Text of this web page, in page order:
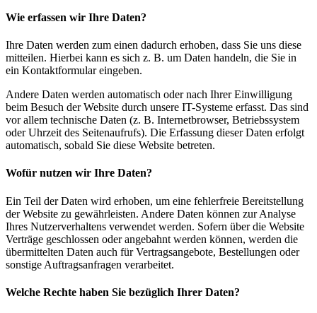
Wie erfassen wir Ihre Daten?
Ihre Daten werden zum einen dadurch erhoben, dass Sie uns diese
mitteilen. Hierbei kann es sich z. B. um Daten handeln, die Sie in
ein Kontaktformular eingeben.
Andere Daten werden automatisch oder nach Ihrer Einwilligung
beim Besuch der Website durch unsere IT-Systeme erfasst. Das sind
vor allem technische Daten (z. B. Internetbrowser, Betriebssystem
oder Uhrzeit des Seitenaufrufs). Die Erfassung dieser Daten erfolgt
automatisch, sobald Sie diese Website betreten.
Wofür nutzen wir Ihre Daten?
Ein Teil der Daten wird erhoben, um eine fehlerfreie Bereitstellung
der Website zu gewährleisten. Andere Daten können zur Analyse
Ihres Nutzerverhaltens verwendet werden. Sofern über die Website
Verträge geschlossen oder angebahnt werden können, werden die
übermittelten Daten auch für Vertragsangebote, Bestellungen oder
sonstige Auftragsanfragen verarbeitet.
Welche Rechte haben Sie bezüglich Ihrer Daten?